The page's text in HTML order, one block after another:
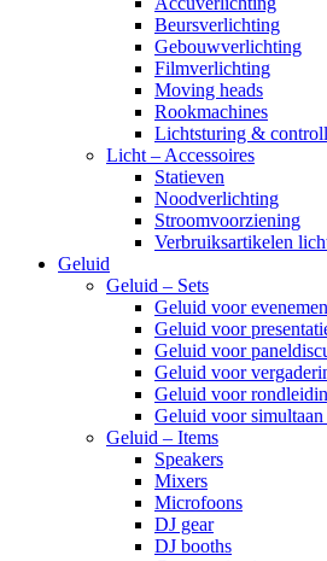
Beursverlichting
Gebouwverlichting
Filmverlichting
Moving heads
Rookmachines
Lichtsturing &
Licht – Accessoires
Statieven
Noodverlichting
Stroomvoorziening
Verbruiksartikelen
Geluid
Geluid – Sets
Geluid voor
Geluid voor
Geluid voor
Geluid voor
Geluid voor
Geluid voor
Geluid – Items
Speakers
Mixers
Microfoons
DJ gear
DJ booths